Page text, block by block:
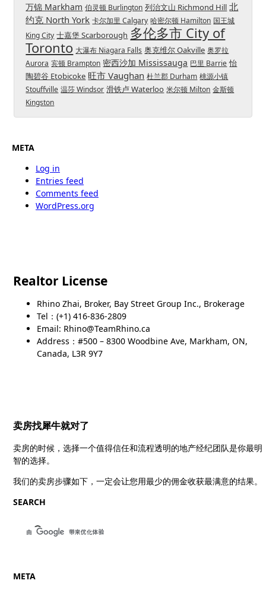
万锦 Markham 伯灵顿 Burlington 列治文山 Richmond Hill 北
约克 North York 卡尔加里 Calgary 哈密尔顿 Hamilton 国王城
King City 士嘉堡 Scarborough 多伦多市 City of
Toronto 大瀑布 Niagara Falls 奥克维尔 Oakville 奥罗拉
Aurora 宾顿 Brampton 密西沙加 Mississauga 巴里 Barrie 怡
陶碧谷 Etobicoke 旺市 Vaughan 杜兰郡 Durham 桃源小镇
Stouffville 温莎 Windsor 滑铁卢 Waterloo 米尔顿 Milton 金斯顿
Kingston
META
Log in
Entries feed
Comments feed
WordPress.org
Realtor License
Rhino Zhai, Broker, Bay Street Group Inc., Brokerage
Tel：(+1) 416-836-2809
Email: Rhino@TeamRhino.ca
Address：#500 – 8300 Woodbine Ave, Markham, ON,
Canada, L3R 9Y7
卖房找犀牛就对了
卖房的时候，选择一个值得信任和流程透明的地产经纪团队是你最明
智的选择。
我们的卖房步骤如下，一定会让您用最少的佣金收获最满意的结果。
SEARCH
META